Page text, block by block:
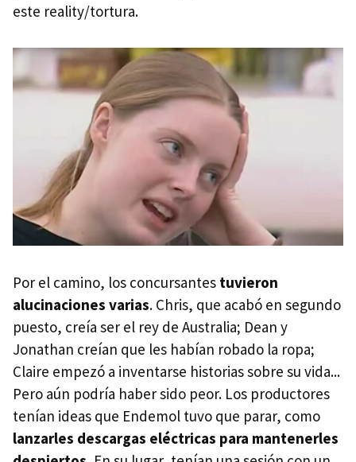
este reality/tortura.
Por el camino, los concursantes tuvieron
alucinaciones varias. Chris, que acabó en segundo
puesto, creía ser el rey de Australia; Dean y
Jonathan creían que les habían robado la ropa;
Claire empezó a inventarse historias sobre su vida...
Pero aún podría haber sido peor. Los productores
tenían ideas que Endemol tuvo que parar, como
lanzarles descargas eléctricas para mantenerles